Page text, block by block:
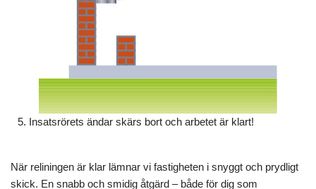
5. Insatsrörets ändar skärs bort och arbetet är klart!
När reliningen är klar lämnar vi fastigheten i snyggt och prydligt
skick. En snabb och smidig åtgärd – både för dig som